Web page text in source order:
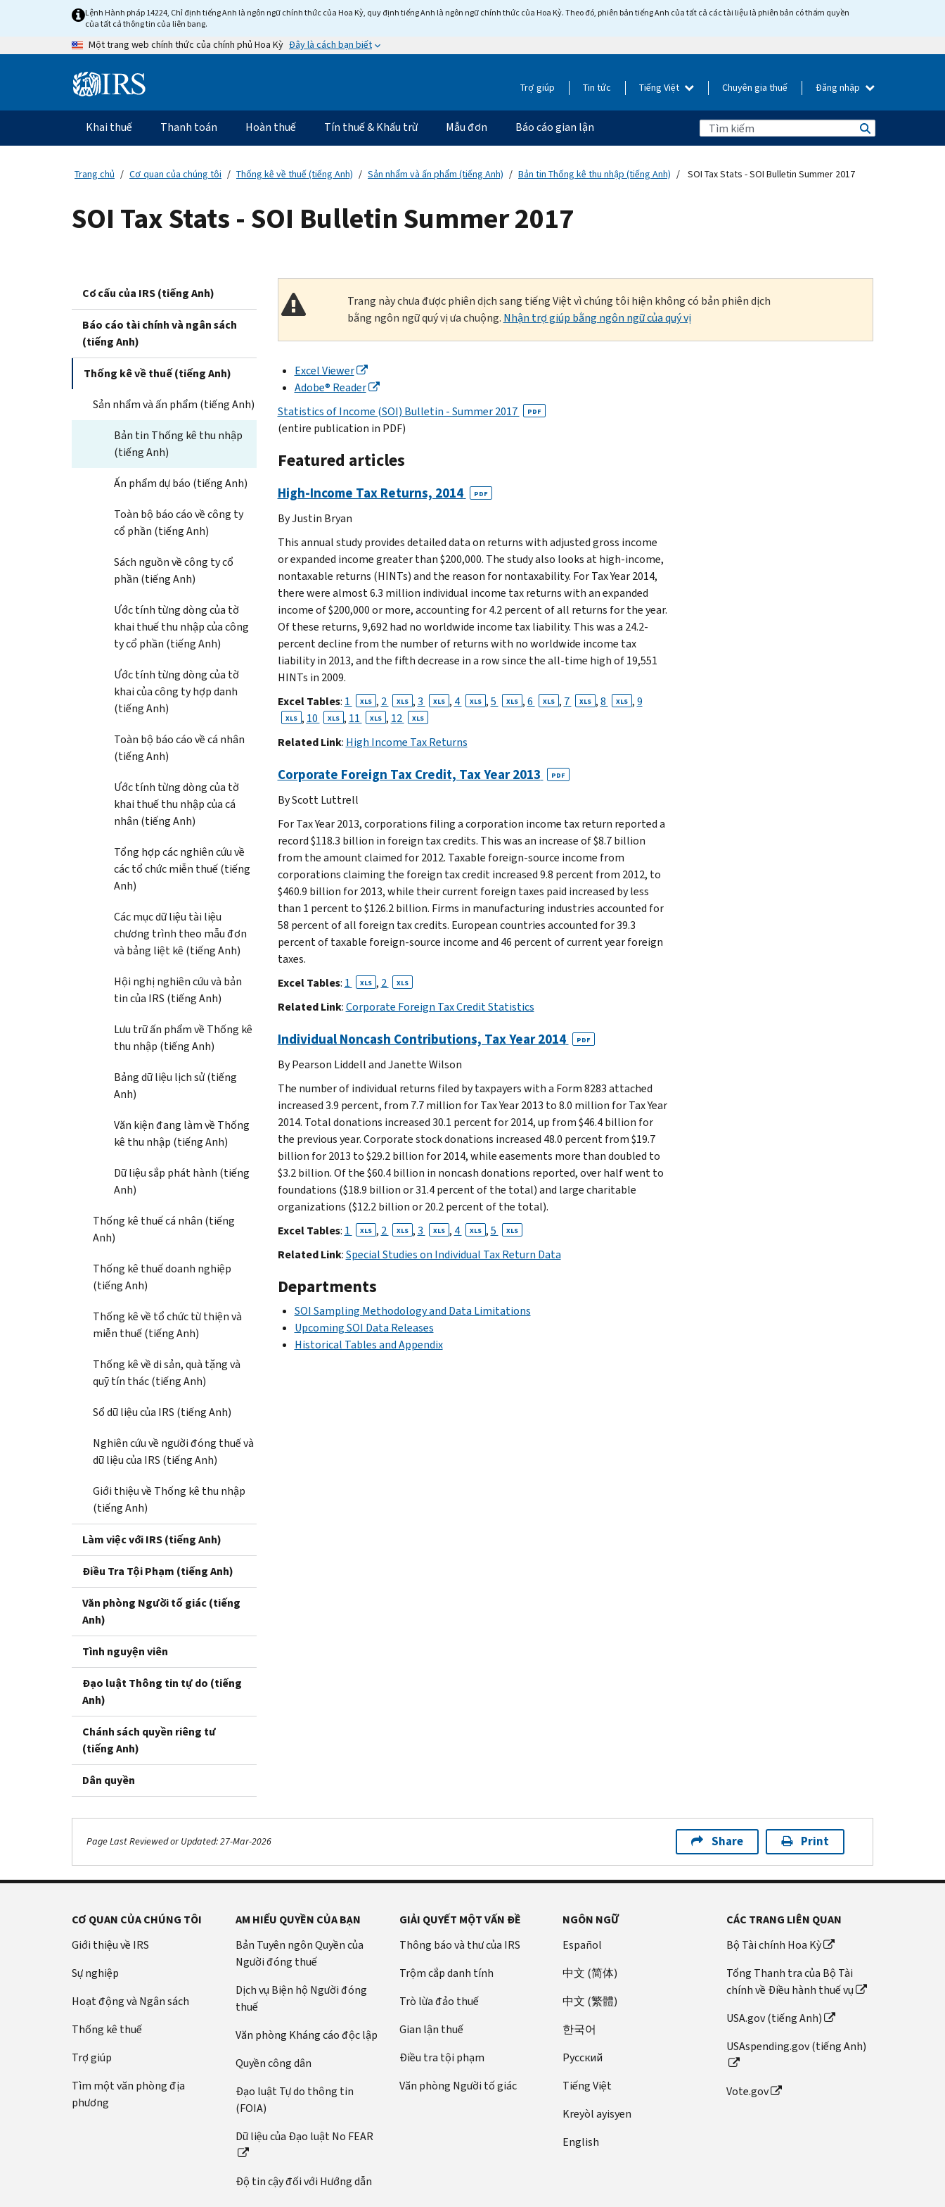
content
Lệnh Hành pháp 14224, Chỉ định tiếng Anh là ngôn ngữ chính thức của Hoa Kỳ, quy định tiếng Anh là ngôn ngữ chính thức của Hoa Kỳ. Theo đó, phiên bản tiếng Anh của tất cả các tài liệu là phiên bản có thẩm quyền
của tất cả thông tin của liên bang.
Một trang web chính thức của chính phủ Hoa Kỳ Đây là cách bạn biết
Information Trợ giúp Tin tức Tiếng Việt Chuyên gia thuế Đăng nhập
Điều
hướng
chính
Khai thuế Thanh toán Hoàn thuế Tín thuế & Khấu trừ Mẫu đơn Báo cáo gian lận
Trang chủ Cơ quan của chúng tôi Thống kê về thuế (tiếng Anh) Sản nhẩm và ấn phẩm (tiếng Anh) Bản tin Thống kê thu nhập (tiếng Anh) SOI Tax Stats - SOI Bulletin Summer 2017
SOI Tax Stats - SOI Bulletin Summer 2017
Cơ cấu của IRS (tiếng Anh)
Báo cáo tài chính và ngân sách
(tiếng Anh)
Thống kê về thuế (tiếng Anh)
Sản nhẩm và ấn phẩm (tiếng Anh)
Bản tin Thống kê thu nhập
(tiếng Anh)
Ấn phẩm dự báo (tiếng Anh)
Toàn bộ báo cáo về công ty
cổ phần (tiếng Anh)
Sách nguồn về công ty cổ
phần (tiếng Anh)
Ước tính từng dòng của tờ
khai thuế thu nhập của công
ty cổ phần (tiếng Anh)
Ước tính từng dòng của tờ
khai của công ty hợp danh
(tiếng Anh)
Toàn bộ báo cáo về cá nhân
(tiếng Anh)
Ước tính từng dòng của tờ
khai thuế thu nhập của cá
nhân (tiếng Anh)
Tổng hợp các nghiên cứu về
các tổ chức miễn thuế (tiếng
Anh)
Các mục dữ liệu tài liệu
chương trình theo mẫu đơn
và bảng liệt kê (tiếng Anh)
Hội nghị nghiên cứu và bản
tin của IRS (tiếng Anh)
Lưu trữ ấn phẩm về Thống kê
thu nhập (tiếng Anh)
Bảng dữ liệu lịch sử (tiếng
Anh)
Văn kiện đang làm về Thống
kê thu nhập (tiếng Anh)
Dữ liệu sắp phát hành (tiếng
Anh)
Thống kê thuế cá nhân (tiếng
Anh)
Thống kê thuế doanh nghiệp
(tiếng Anh)
Thống kê về tổ chức từ thiện và
miễn thuế (tiếng Anh)
Thống kê về di sản, quà tặng và
quỹ tín thác (tiếng Anh)
Sổ dữ liệu của IRS (tiếng Anh)
Nghiên cứu về người đóng thuế và
dữ liệu của IRS (tiếng Anh)
Giới thiệu về Thống kê thu nhập
(tiếng Anh)
Làm việc với IRS (tiếng Anh)
Điều Tra Tội Phạm (tiếng Anh)
Văn phòng Người tố giác (tiếng
Anh)
Tình nguyện viên
Đạo luật Thông tin tự do (tiếng
Anh)
Chánh sách quyền riêng tư
(tiếng Anh)
Dân quyền
Trang này chưa được phiên dịch sang tiếng Việt vì chúng tôi hiện không có bản phiên dịch
bằng ngôn ngữ quý vị ưa chuộng. Nhận trợ giúp bằng ngôn ngữ của quý vị
Excel Viewer
Adobe® Reader
Statistics of Income (SOI) Bulletin - Summer 2017
PDF
(entire publication in PDF)
Featured articles
High-Income Tax Returns, 2014 PDF
By Justin Bryan
This annual study provides detailed data on returns with adjusted gross income
or expanded income greater than $200,000. The study also looks at high-income,
nontaxable returns (HINTs) and the reason for nontaxability. For Tax Year 2014,
there were almost 6.3 million individual income tax returns with an expanded
income of $200,000 or more, accounting for 4.2 percent of all returns for the year.
Of these returns, 9,692 had no worldwide income tax liability. This was a 24.2-
percent decline from the number of returns with no worldwide income tax
liability in 2013, and the fifth decrease in a row since the all-time high of 19,551
HINTs in 2009.
Excel Tables: 1 XLS , 2 XLS ,3 XLS , 4 XLS ,5 XLS ,6 XLS , 7 XLS ,8 XLS ,9
XLS , 10 XLS , 11 XLS , 12 XLS
Related Link: High Income Tax Returns
Corporate Foreign Tax Credit, Tax Year 2013 PDF
By Scott Luttrell
For Tax Year 2013, corporations filing a corporation income tax return reported a
record $118.3 billion in foreign tax credits. This was an increase of $8.7 billion
from the amount claimed for 2012. Taxable foreign-source income from
corporations claiming the foreign tax credit increased 9.8 percent from 2012, to
$460.9 billion for 2013, while their current foreign taxes paid increased by less
than 1 percent to $126.2 billion. Firms in manufacturing industries accounted for
58 percent of all foreign tax credits. European countries accounted for 39.3
percent of taxable foreign-source income and 46 percent of current year foreign
taxes.
Excel Tables: 1 XLS , 2 XLS
Related Link:Corporate Foreign Tax Credit Statistics
Individual Noncash Contributions, Tax Year 2014 PDF
By Pearson Liddell and Janette Wilson
The number of individual returns filed by taxpayers with a Form 8283 attached
increased 3.9 percent, from 7.7 million for Tax Year 2013 to 8.0 million for Tax Year
2014. Total donations increased 30.1 percent for 2014, up from $46.4 billion for
the previous year. Corporate stock donations increased 48.0 percent from $19.7
billion for 2013 to $29.2 billion for 2014, while easements more than doubled to
$3.2 billion. Of the $60.4 billion in noncash donations reported, over half went to
foundations ($18.9 billion or 31.4 percent of the total) and large charitable
organizations ($12.2 billion or 20.2 percent of the total).
Excel Tables: 1 XLS , 2 XLS ,3 XLS , 4 XLS ,5 XLS
Related Link:Special Studies on Individual Tax Return Data
Departments
SOI Sampling Methodology and Data Limitations
Upcoming SOI Data Releases
Historical Tables and Appendix
Page Last Reviewed or Updated: 27-Mar-2026 Share Print
CƠ QUAN CỦA CHÚNG TÔI
Giới thiệu về IRS
Sự nghiệp
Hoạt động và Ngân sách
Thống kê thuế
Trợ giúp
Tìm một văn phòng địa
phương
AM HIỂU QUYỀN CỦA BẠN
Bản Tuyên ngôn Quyền của
Người đóng thuế
Dịch vụ Biện hộ Người đóng
thuế
Văn phòng Kháng cáo độc lập
Quyền công dân
Đạo luật Tự do thông tin
(FOIA)
Dữ liệu của Đạo luật No FEAR
Độ tin cậy đối với Hướng dẫn
GIẢI QUYẾT MỘT VẤN ĐỀ
Thông báo và thư của IRS
Trộm cắp danh tính
Trò lừa đảo thuế
Gian lận thuế
Điều tra tội phạm
Văn phòng Người tố giác
NGÔN NGỮ
Español
中文 (简体)
中文 (繁體)
한국어
Pусский
Tiếng Việt
Kreyòl ayisyen
English
CÁC TRANG LIÊN QUAN
Bộ Tài chính Hoa Kỳ
Tổng Thanh tra của Bộ Tài
chính về Điều hành thuế vụ
USA.gov (tiếng Anh)
USAspending.gov (tiếng Anh)
Vote.gov